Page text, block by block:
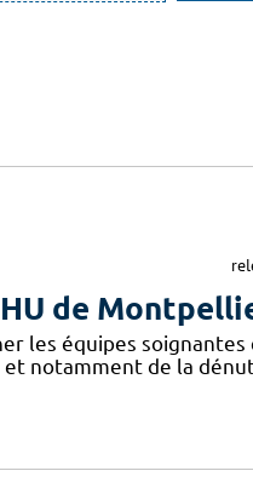
de
les équipes soignantes
notamment de la